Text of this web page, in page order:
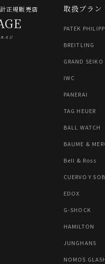
正規販売店
イジ
取扱ブラン
PATEK
BREITLING
GRAND SEIKO
IWC
PANERAI
TAG HEUER
BALL WATCH
BAUME &
Bell & Ross
CUERVO Y
EDOX
G-SHOCK
HAMILTON
JUNGHANS
NOMOS